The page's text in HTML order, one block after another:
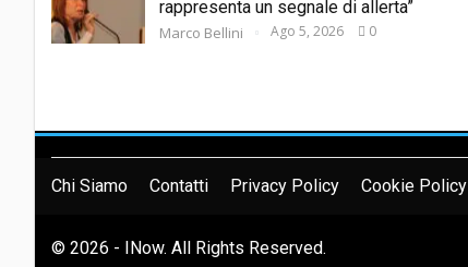
rappresenta un segnale di allerta”
Marco Bellini Ago 5, 2026 0
Chi Siamo Contatti Privacy Policy Cookie Policy
© 2026 - INow. All Rights Reserved.